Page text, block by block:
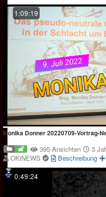
1:09:19
Monika Donner 20220709-Vortrag-
395 Ansichten
3
OKiNEWS
Beschreibung
0:49:24